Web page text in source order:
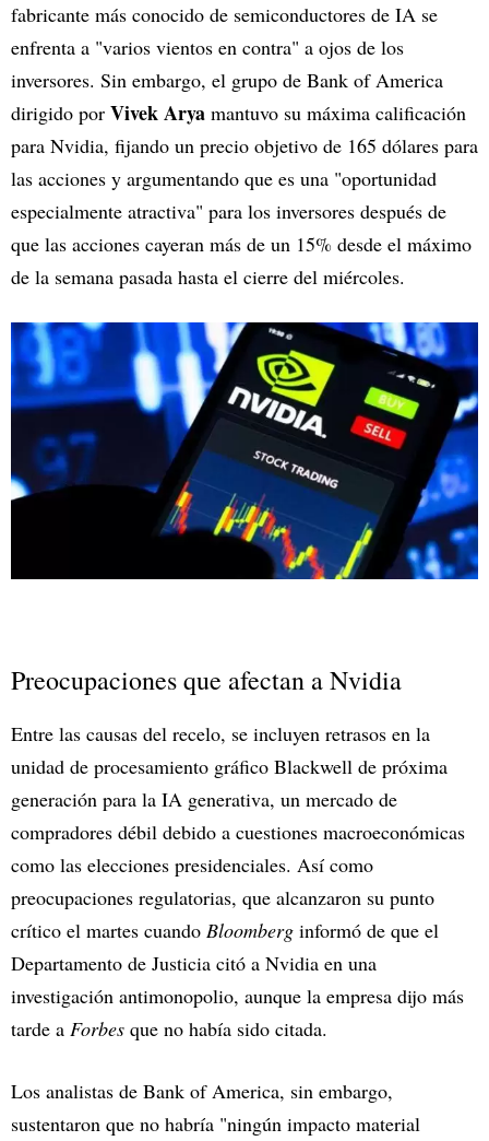
fabricante más conocido de semiconductores de IA se
enfrenta a "varios vientos en contra" a ojos de los
inversores. Sin embargo, el grupo de Bank of America
dirigido por Vivek Arya mantuvo su máxima calificación
para Nvidia, fijando un precio objetivo de 165 dólares para
las acciones y argumentando que es una "oportunidad
especialmente atractiva" para los inversores después de
que las acciones cayeran más de un 15% desde el máximo
de la semana pasada hasta el cierre del miércoles.
Preocupaciones que afectan a Nvidia
Entre las causas del recelo, se incluyen retrasos en la
unidad de procesamiento gráfico Blackwell de próxima
generación para la IA generativa, un mercado de
compradores débil debido a cuestiones macroeconómicas
como las elecciones presidenciales. Así como
preocupaciones regulatorias, que alcanzaron su punto
crítico el martes cuando Bloomberg informó de que el
Departamento de Justicia citó a Nvidia en una
investigación antimonopolio, aunque la empresa dijo más
tarde a Forbes que no había sido citada.
Los analistas de Bank of America, sin embargo,
sustentaron que no habría "ningún impacto material